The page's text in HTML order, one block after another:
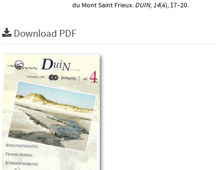
du Mont Saint Frieux. DUIN, 14(4), 17–20.
Download PDF